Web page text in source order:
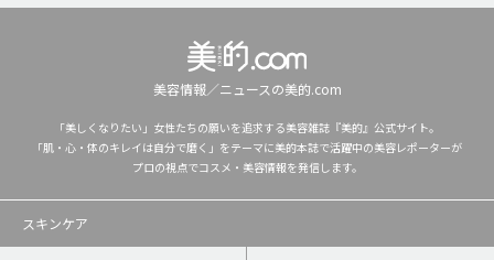
美容情報／ニュースの美的.com
「美しくなりたい」女性たちの願いを追求する美容雑誌『美的』公式サイト。
「肌・心・体のキレイは自分で磨く」をテーマに美的本誌で活躍中の美容レポーターが
プロの視点でコスメ・美容情報を発信します。
スキンケア